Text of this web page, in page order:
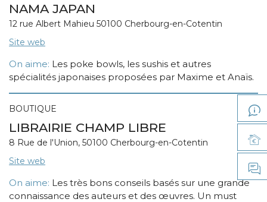
NAMA JAPAN
12 rue Albert Mahieu 50100 Cherbourg-en-Cotentin
Site web
On aime: Les poke bowls, les sushis et autres
spécialités japonaises proposées par Maxime et Anaïs.
BOUTIQUE
LIBRAIRIE CHAMP LIBRE
8 Rue de l'Union, 50100 Cherbourg-en-Cotentin
Site web
On aime: Les très bons conseils basés sur une grande
connaissance des auteurs et des œuvres. Un must